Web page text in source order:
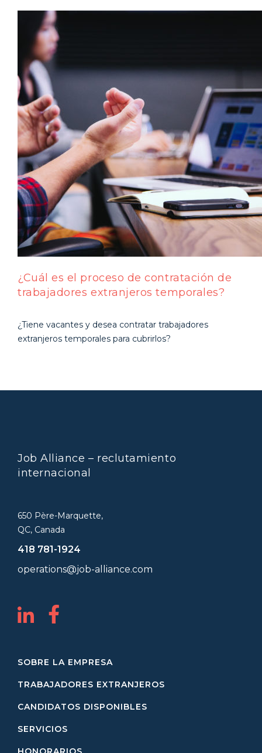
¿Cuál es el proceso de contratación de
trabajadores extranjeros temporales?
¿Tiene vacantes y desea contratar trabajadores
extranjeros temporales para cubrirlos?
Job Alliance – reclutamiento
internacional
650 Père-Marquette,
QC, Canada
418 781-1924
operations@job-alliance.com
SOBRE LA EMPRESA
TRABAJADORES EXTRANJEROS
CANDIDATOS DISPONIBLES
SERVICIOS